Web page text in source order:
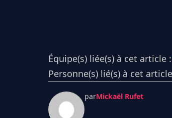
Équipe(s) liée(s) à cet article :
Personne(s) lié(s) à cet
parMickaël Rufet